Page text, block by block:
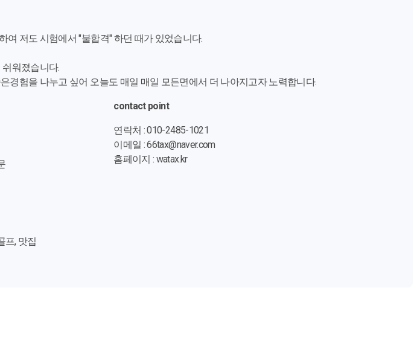
여 저도 시험에서 "불합격" 하던 때가 있었습니다.
워졌습니다.
경험을 나누고 싶어 오늘도 매일 매일 모든면에서 더 나아지고자 노력합니다.
contact point
연락처 : 010-2485-1021
이메일 : 66tax@naver.com
홈페이지 : watax.kr
프, 맛집